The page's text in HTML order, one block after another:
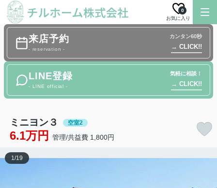
お気に入り
0
来店予約
- reservation -
カンタン60秒
→ CLICK!!
LINE登録
- LINE official -
気軽に相談！
→ CLICK!!
ミニヨン３ 空室2
6.1万円 管理/共益費 1,800円
1/19